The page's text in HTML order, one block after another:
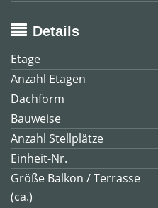
Details
Etage
Anzahl Etagen
Dachform
Bauweise
Anzahl Stellplätze
Einheit-Nr.
Größe Balkon / Terrasse
(ca.)